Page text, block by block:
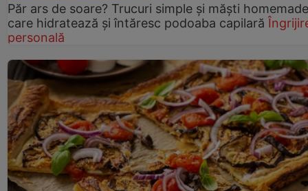
Păr ars de soare? Trucuri simple și măști homemade
care hidratează și întăresc podoaba capilară
personală